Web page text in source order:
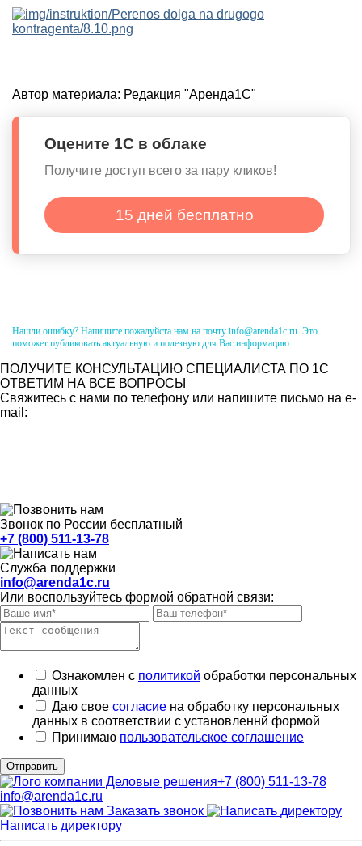
Автор материала: Редакция "Аренда1С"
Оцените 1С в облаке
Получите доступ всего за пару кликов!
15 дней бесплатно
Нашли ошибку? Напишите пожалуйста нам на почту info@arenda1c.ru. Это
поможет публиковать актуальную и полезную для Вас информацию.
ПОЛУЧИТЕ КОНСУЛЬТАЦИЮ СПЕЦИАЛИСТА ПО 1С
ОТВЕТИМ НА ВСЕ ВОПРОСЫ
Свяжитесь с нами по телефону или напишите письмо на e-
mail:
Звонок по России бесплатный
+7 (800) 511-13-78
Служба поддержки
info@arenda1c.ru
Или воспользуйтесь формой обратной связи:
Ознакомлен с политикой обработки персональных
данных
Даю свое согласие на обработку персональных
данных в соответствии с установленнй формой
Принимаю пользовательское соглашение
Отправить
+7 (800) 511-13-78
info@arenda1c.ru
Заказать звонок
Написать директору